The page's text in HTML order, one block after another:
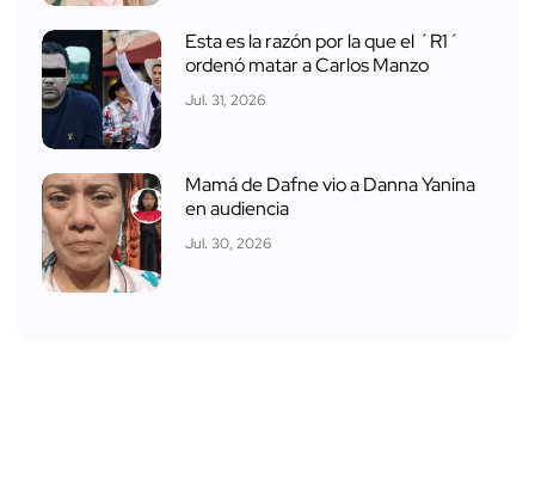
Esta es la razón por la que el ´R1´
ordenó matar a Carlos Manzo
Jul. 31, 2026
Mamá de Dafne vio a Danna Yanina
en audiencia
Jul. 30, 2026